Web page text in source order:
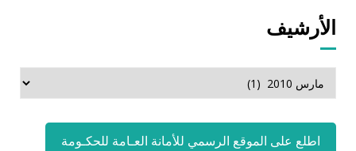
الأرشيف
الأرشيف
اطلع على الموقع الرسمي للأمانة العـامة للحكـومة